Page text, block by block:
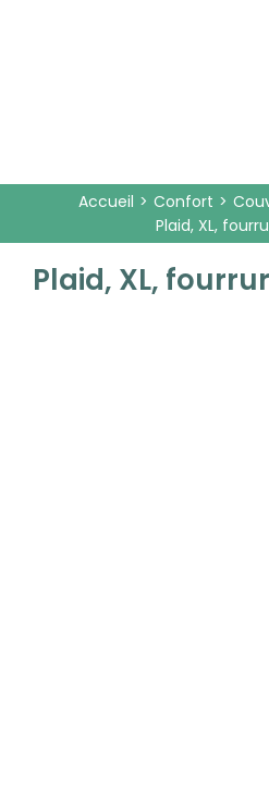
Accueil Confort
Plaid, XL,
Plaid, XL,